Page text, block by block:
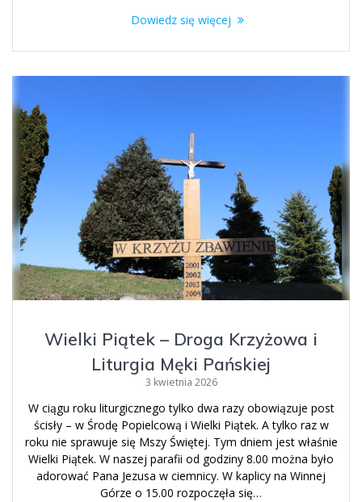
Dowiedz się więcej
Wielki Piątek – Droga Krzyżowa i
Liturgia Męki Pańskiej
3 kwietnia 2026
W ciągu roku liturgicznego tylko dwa razy obowiązuje post
ścisły – w Środę Popielcową i Wielki Piątek. A tylko raz w
roku nie sprawuje się Mszy Świętej. Tym dniem jest właśnie
Wielki Piątek. W naszej parafii od godziny 8.00 można było
adorować Pana Jezusa w ciemnicy. W kaplicy na Winnej
Górze o 15.00 rozpoczęła się…